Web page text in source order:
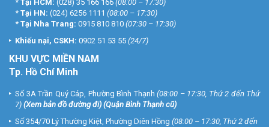
* Tại HCM: (028) 35 166 166 (08:00 – 17:30)
* Tại HN: (024) 6256 1111 (08:00 – 17:30)
* Tại Nha Trang: 0915 810 810 (07:30 – 17:30)
Khiếu nại, CSKH: 0902 51 53 55 (24/7)
KHU VỰC MIỀN NAM
Tp. Hồ Chí Minh
Số 3A Trần Quý Cáp, Phường Bình Thạnh (08:00 – 17:30, Thứ 2 đến Thứ
7) (Xem bản đồ đường đi) (Quận Bình Thạnh cũ)
Số 354/70 Lý Thường Kiệt, Phường Diên Hồng (08:00 – 17:30, Thứ 2 đến